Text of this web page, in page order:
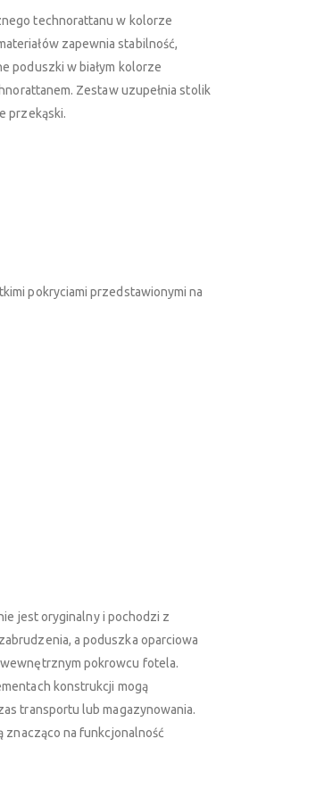
technorattanu w kolorze
zapewnia stabilność,
poduszki w białym kolorze
Zestaw uzupełnia stolik
przekąski.
pokryciami przedstawionymi na
jest oryginalny i pochodzi z
a poduszka oparciowa
pokrowcu fotela.
konstrukcji mogą
transportu lub magazynowania.
znacząco na funkcjonalność